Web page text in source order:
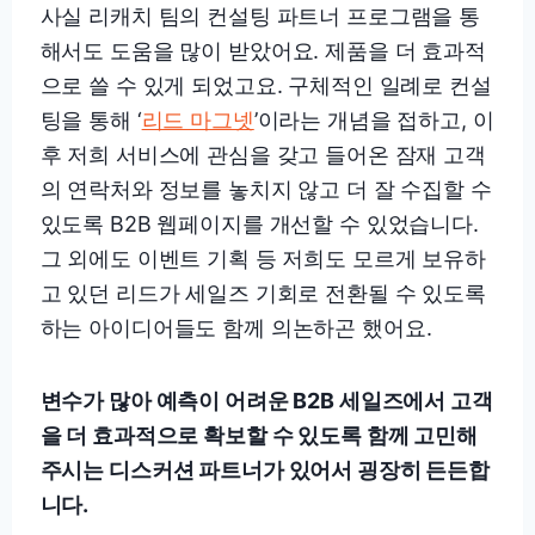
사실 리캐치 팀의 컨설팅 파트너 프로그램을 통
해서도 도움을 많이 받았어요. 제품을 더 효과적
으로 쓸 수 있게 되었고요. 구체적인 일례로 컨설
팅을 통해 ‘리드 마그넷’이라는 개념을 접하고, 이
후 저희 서비스에 관심을 갖고 들어온 잠재 고객
의 연락처와 정보를 놓치지 않고 더 잘 수집할 수
있도록 B2B 웹페이지를 개선할 수 있었습니다.
그 외에도 이벤트 기획 등 저희도 모르게 보유하
고 있던 리드가 세일즈 기회로 전환될 수 있도록
하는 아이디어들도 함께 의논하곤 했어요.
변수가 많아 예측이 어려운 B2B 세일즈에서 고객
을 더 효과적으로 확보할 수 있도록 함께 고민해
주시는 디스커션 파트너가 있어서 굉장히 든든합
니다.